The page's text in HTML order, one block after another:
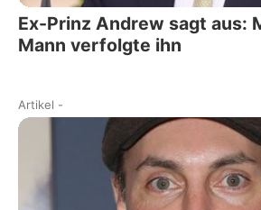
Ex-Prinz Andrew sagt aus:
Mann verfolgte ihn
Artikel -